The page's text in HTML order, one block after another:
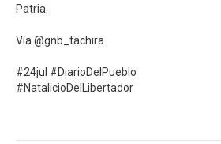
Patria. ⁣
Vía @gnb_tachira⁣
#24jul #DiarioDelPueblo⁣
#NatalicioDelLibertador